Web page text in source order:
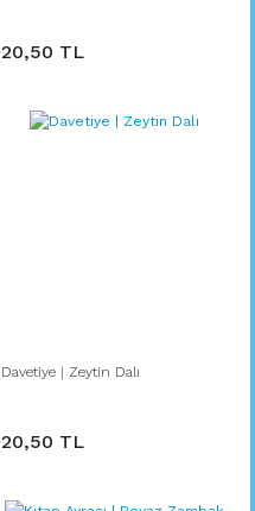
20,50 TL
Davetiye | Zeytin Dalı
20,50 TL